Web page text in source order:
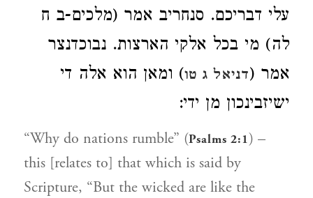
עלי דבריכם. סנחריב אמר (מלכים-ב ח
לה) מי בכל אלקי הארצות. נבוכדנצר
אמר (דניאל ג טו) ומאן הוא אלה די
ישיזבינכון מן ידי:
“Why do nations rumble” (Psalms 2:1) –
this [relates to] that which is said by
Scripture, “But the wicked are like the